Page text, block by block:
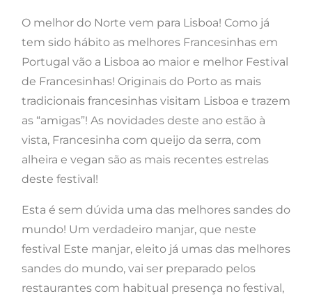
O melhor do Norte vem para Lisboa! Como já
tem sido hábito as melhores Francesinhas em
Portugal vão a Lisboa ao maior e melhor Festival
de Francesinhas! Originais do Porto as mais
tradicionais francesinhas visitam Lisboa e trazem
as “amigas”! As novidades deste ano estão à
vista, Francesinha com queijo da serra, com
alheira e vegan são as mais recentes estrelas
deste festival!
Esta é sem dúvida uma das melhores sandes do
mundo! Um verdadeiro manjar, que neste
festival Este manjar, eleito já umas das melhores
sandes do mundo, vai ser preparado pelos
restaurantes com habitual presença no festival,